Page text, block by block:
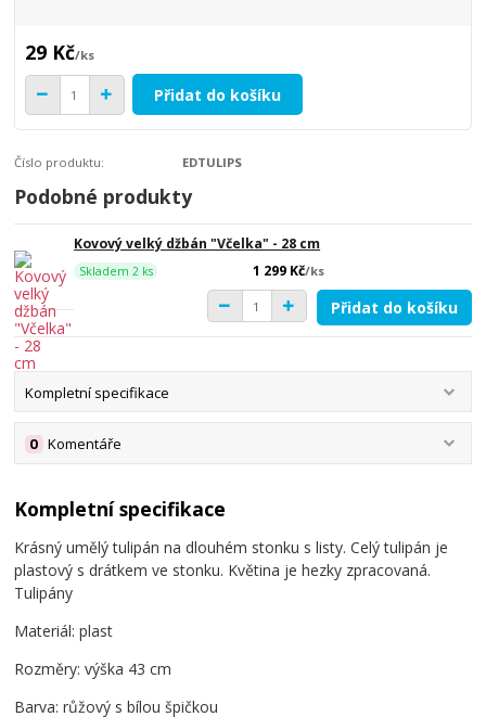
29 Kč/ks
Přidat do košíku
Číslo produktu: EDTULIPS
Podobné produkty
Kovový velký džbán "Včelka" - 28 cm
1 299 Kč/ks
Skladem 2 ks
Přidat do košíku
Kompletní specifikace
Komentáře
0
Kompletní specifikace
Krásný umělý tulipán na dlouhém stonku s listy. Celý tulipán je
plastový s drátkem ve stonku. Květina je hezky zpracovaná.
Tulipány
Materiál: plast
Rozměry: výška 43 cm
Barva: růžový s bílou špičkou